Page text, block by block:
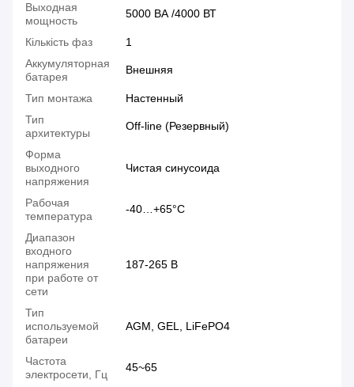
Выходная
мощность
5000 ВА /4000 ВТ
Кількість фаз
1
Аккумуляторная
батарея
Внешняя
Тип монтажа
Настенный
Тип
архитектуры
Off-line (Резервный)
Форма
выходного
напряжения
Чистая синусоида
Рабочая
температура
-40…+65°С
Диапазон
входного
напряжения
при работе от
сети
187-265 В
Тип
используемой
батареи
AGM, GEL, LiFePO4
Частота
электросети, Гц
45~65